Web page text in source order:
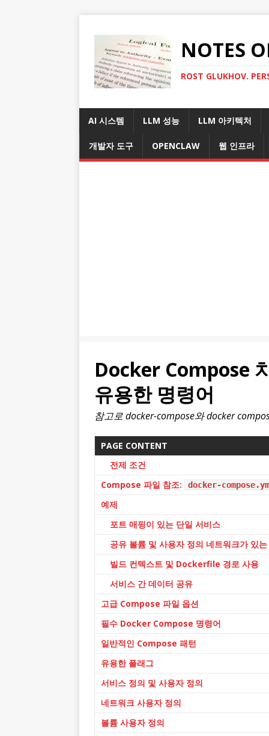
NOTES
ROST GLUKHOV.
AI 시스템 LLM 성능 LLM 아키텍처
개발자 도구 OPENCLAW 웹 인프라
Docker Compose
유용한 명령어
참고로 docker-compose와 docker
PAGE CONTENT
전제 조건
Compose 파일 참조:
docker-
예제
포트 매핑이 있는 단일 서비스
공유 볼륨 및 사용자 정의 네트워크가 있
빌드 컨텍스트 및 Dockerfile 경로 사용
서비스 간 데이터 공유
고급 Compose 파일 옵션
필수 Docker Compose 명령어
일반적인 Compose 패턴
유용한 플래그
서비스 정의 및 사용자 정의
네트워크 사용자 정의
볼륨 사용자 정의